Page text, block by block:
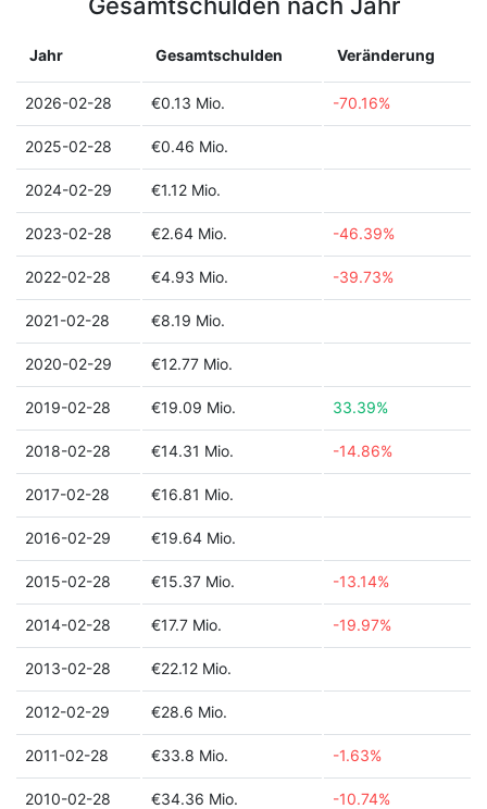
Jahr Gesamtschulden Veränderung
2026-02-28 €0.13 Mio. -70.16%
2025-02-28 €0.46 Mio.
2024-02-29 €1.12 Mio.
2023-02-28 €2.64 Mio. -46.39%
2022-02-28 €4.93 Mio. -39.73%
2021-02-28 €8.19 Mio.
2020-02-29 €12.77 Mio.
2019-02-28 €19.09 Mio. 33.39%
2018-02-28 €14.31 Mio. -14.86%
2017-02-28 €16.81 Mio.
2016-02-29 €19.64 Mio.
2015-02-28 €15.37 Mio. -13.14%
2014-02-28 €17.7 Mio. -19.97%
2013-02-28 €22.12 Mio.
2012-02-29 €28.6 Mio.
2011-02-28 €33.8 Mio. -1.63%
2010-02-28 €34.36 Mio. -10.74%